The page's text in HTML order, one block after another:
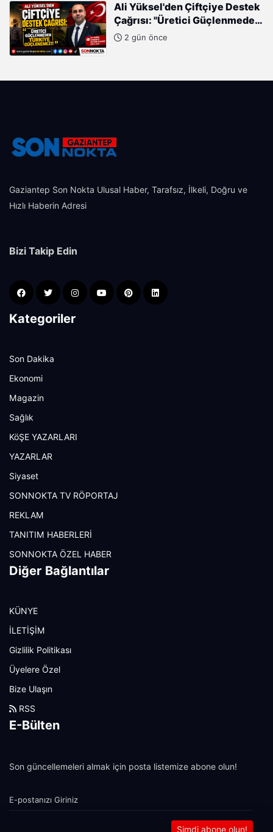
Ali Yüksel'den Çiftçiye Destek
Çağrısı: "Üretici Güçlenmeden
Türkiye Güçlenemez!"
2 gün önce
Gaziantep Son Nokta Ulusal Haber, Tarafsız, İlkeli, Doğru ve
Hızlı Haberin Adresi
Bizi Takip Edin
Kategoriler
Son Dakika
Ekonomi
Magazin
Sağlık
KöŞE YAZARLARI
YAZARLAR
Siyaset
SONNOKTA TV RÖPORTAJ
REKLAM
TANITIM HABERLERİ
SONNOKTA ÖZEL HABER
Diğer Bağlantılar
KÜNYE
İLETİŞİM
Gizlilik Politikası
Üyelere Özel
Bize Ulaşın
RSS
E-Bülten
Son güncellemeleri almak için posta listemize abone olun!
Şimdi abone olun!